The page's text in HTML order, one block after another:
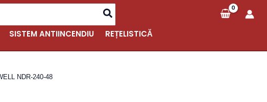
SISTEM ANTIINCENDIU
REȚELISTICĂ
NDR-240-48